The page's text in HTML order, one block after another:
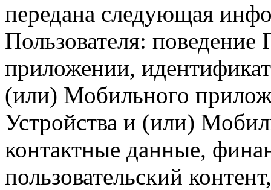
передана следующая
Пользователя:
приложении,
(или) Мобильного
Устройства и (или)
контактные данные,
пользовательский